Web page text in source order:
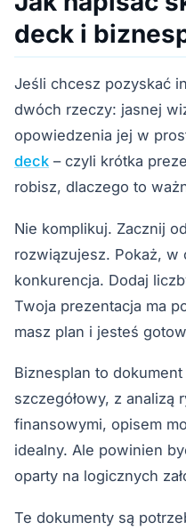
deck i
Jeśli chcesz pozyskać
dwóch rzeczy: jasnej
opowiedzenia jej w
deck – czyli krótka
robisz, dlaczego to
Nie komplikuj. Zacznij
rozwiązujesz. Pokaż, w
konkurencja. Dodaj
Twoja prezentacja ma
masz plan i jesteś
Biznesplan to dokument
szczegółowy, z analizą
finansowymi, opisem
idealny. Ale powinien
oparty na logicznych
Te dokumenty są